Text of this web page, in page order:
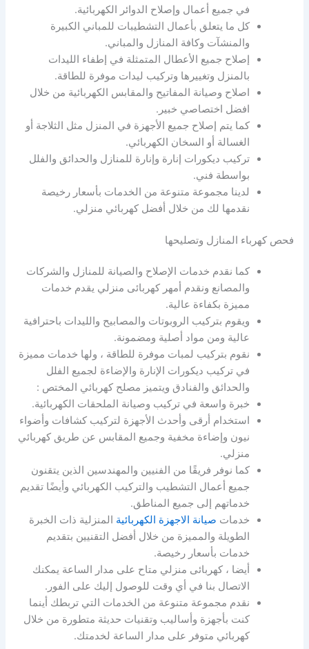
في جميع أعمال وإصلاح الدوائر الكهربائية.
كل ما يتعلق بأعمال التشطيبات للمباني الكبيرة
والمنشآت وكافة المنازل والمباني.
إصلاح جميع الأعطال المتمثلة في إطفاء الليدات
بالمنزل وتغييرها وتركيب ليدات موفرة للطاقة.
اصلاح وصيانة المفاتيح والمقابس الكهربائية من خلال
افضل اختصاصي خبير.
كما يتم إصلاح جميع الأجهزة في المنزل مثل الثلاجة أو
الغسالة أو السخان الكهربائي.
تركيب ديكورات إنارة وإنارة للمنازل والحدائق والفلل
بواسطة فني.
لدينا مجموعة متنوعة من الخدمات بأسعار رخيصة
نقدمها لك من خلال أفضل كهربائي منزلي.
فحص كهرباء المنازل وتصليحها
كما نقدم خدمات الإصلاح والصيانة للمنازل والشركات
والمصانع ونقدم أمهر كهربائى منزلي يقدم خدمات
مميزة بكفاءة عالية.
ويقوم بتركيب الروبوتات والمصابيح والليدات باحترافية
عالية ومن مواد أصلية ومضمونة.
نقوم بتركيب لمبات موفرة للطاقة ، ولها خدمات مميزة
في تركيب ديكورات الإنارة والإضاءة لجميع الفلل
والحدائق والفنادق ويتميز مصلح كهربائي المختص :
خبرة واسعة في تركيب وصيانة الملحقات الكهربائية.
استخدام أرقى وأحدث الأجهزة لتركيب كشافات وأضواء
نيون وإضاءة مخفية وجميع المقابس عن طريق كهربائي
منزلي.
كما نوفر فريقًا من الفنيين والمهندسين الذين يتقنون
جميع أعمال التشطيب والتركيب الكهربائي وأيضًا تقديم
خدماتهم إلى جميع المناطق.
خدمات صيانة الاجهزة الكهربائية المنزلية ذات الخبرة
الطويلة والمميزة من خلال أفضل التقنيين بتقديم
خدمات بأسعار رخيصة.
أيضا ، كهربائى منزلي متاح على مدار الساعة يمكنك
الاتصال بنا في أي وقت للوصول إليك على الفور.
نقدم مجموعة متنوعة من الخدمات التي تربطك أينما
كنت بأجهزة وأساليب وتقنيات حديثة متطورة من خلال
كهربائي متوفر على مدار الساعة لخدمتك.